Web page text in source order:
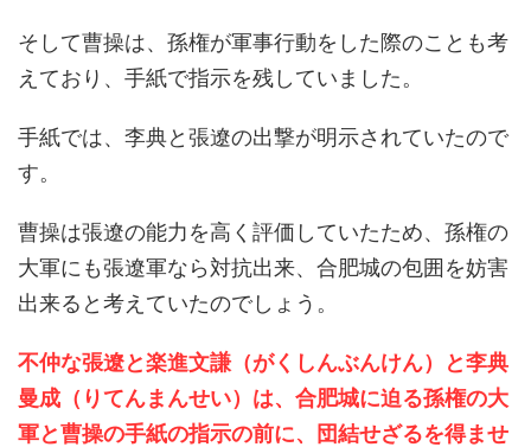
そして曹操は、孫権が軍事行動をした際のことも考
えており、手紙で指示を残していました。
手紙では、李典と張遼の出撃が明示されていたので
す。
曹操は張遼の能力を高く評価していたため、孫権の
大軍にも張遼軍なら対抗出来、合肥城の包囲を妨害
出来ると考えていたのでしょう。
不仲な張遼と楽進文謙（がくしんぶんけん）と李典
曼成（りてんまんせい）は、合肥城に迫る孫権の大
軍と曹操の手紙の指示の前に、団結せざるを得ませ